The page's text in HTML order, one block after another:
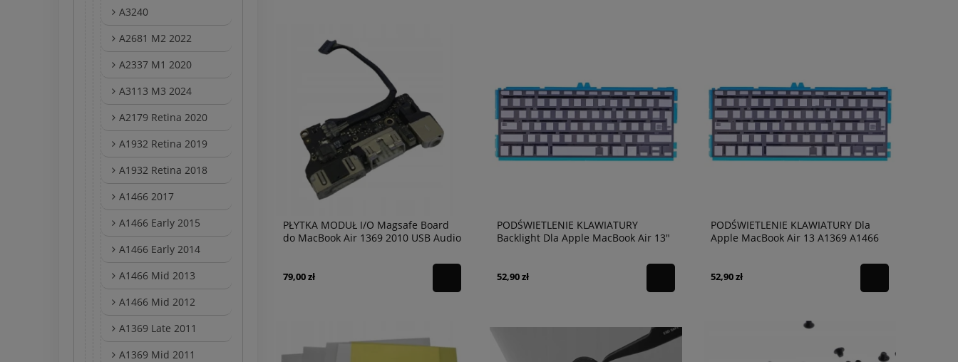
A3240
A2681 M2 2022
A2337 M1 2020
A3113 M3 2024
A2179 Retina 2020
A1932 Retina 2019
A1932 Retina 2018
A1466 2017
A1466 Early 2015
A1466 Early 2014
A1466 Mid 2013
A1466 Mid 2012
A1369 Late 2011
A1369 Mid 2011
PŁYTKA MODUŁ I/O Magsafe Board
do MacBook Air 1369 2010 USB Audio
79,00 zł
PODŚWIETLENIE KLAWIATURY
Backlight Dla Apple MacBook Air 13"
52,90 zł
PODŚWIETLENIE KLAWIATURY Dla
Apple MacBook Air 13 A1369 A1466
52,90 zł